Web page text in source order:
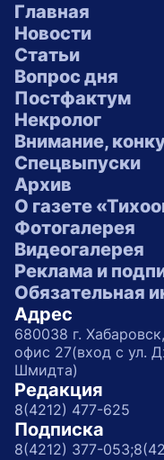
Главная
Новости
Статьи
Вопрос дня
Постфактум
Некролог
Внимание,
Спецвыпуски
Архив
О газете
Фотогалерея
Видеогалерея
Реклама и
Обязательная
Адрес
680038 г.
офис 27(вход с ул.
Шмидта)
Редакция
8(4212) 477-625
Подписка
8(4212) 377-053;